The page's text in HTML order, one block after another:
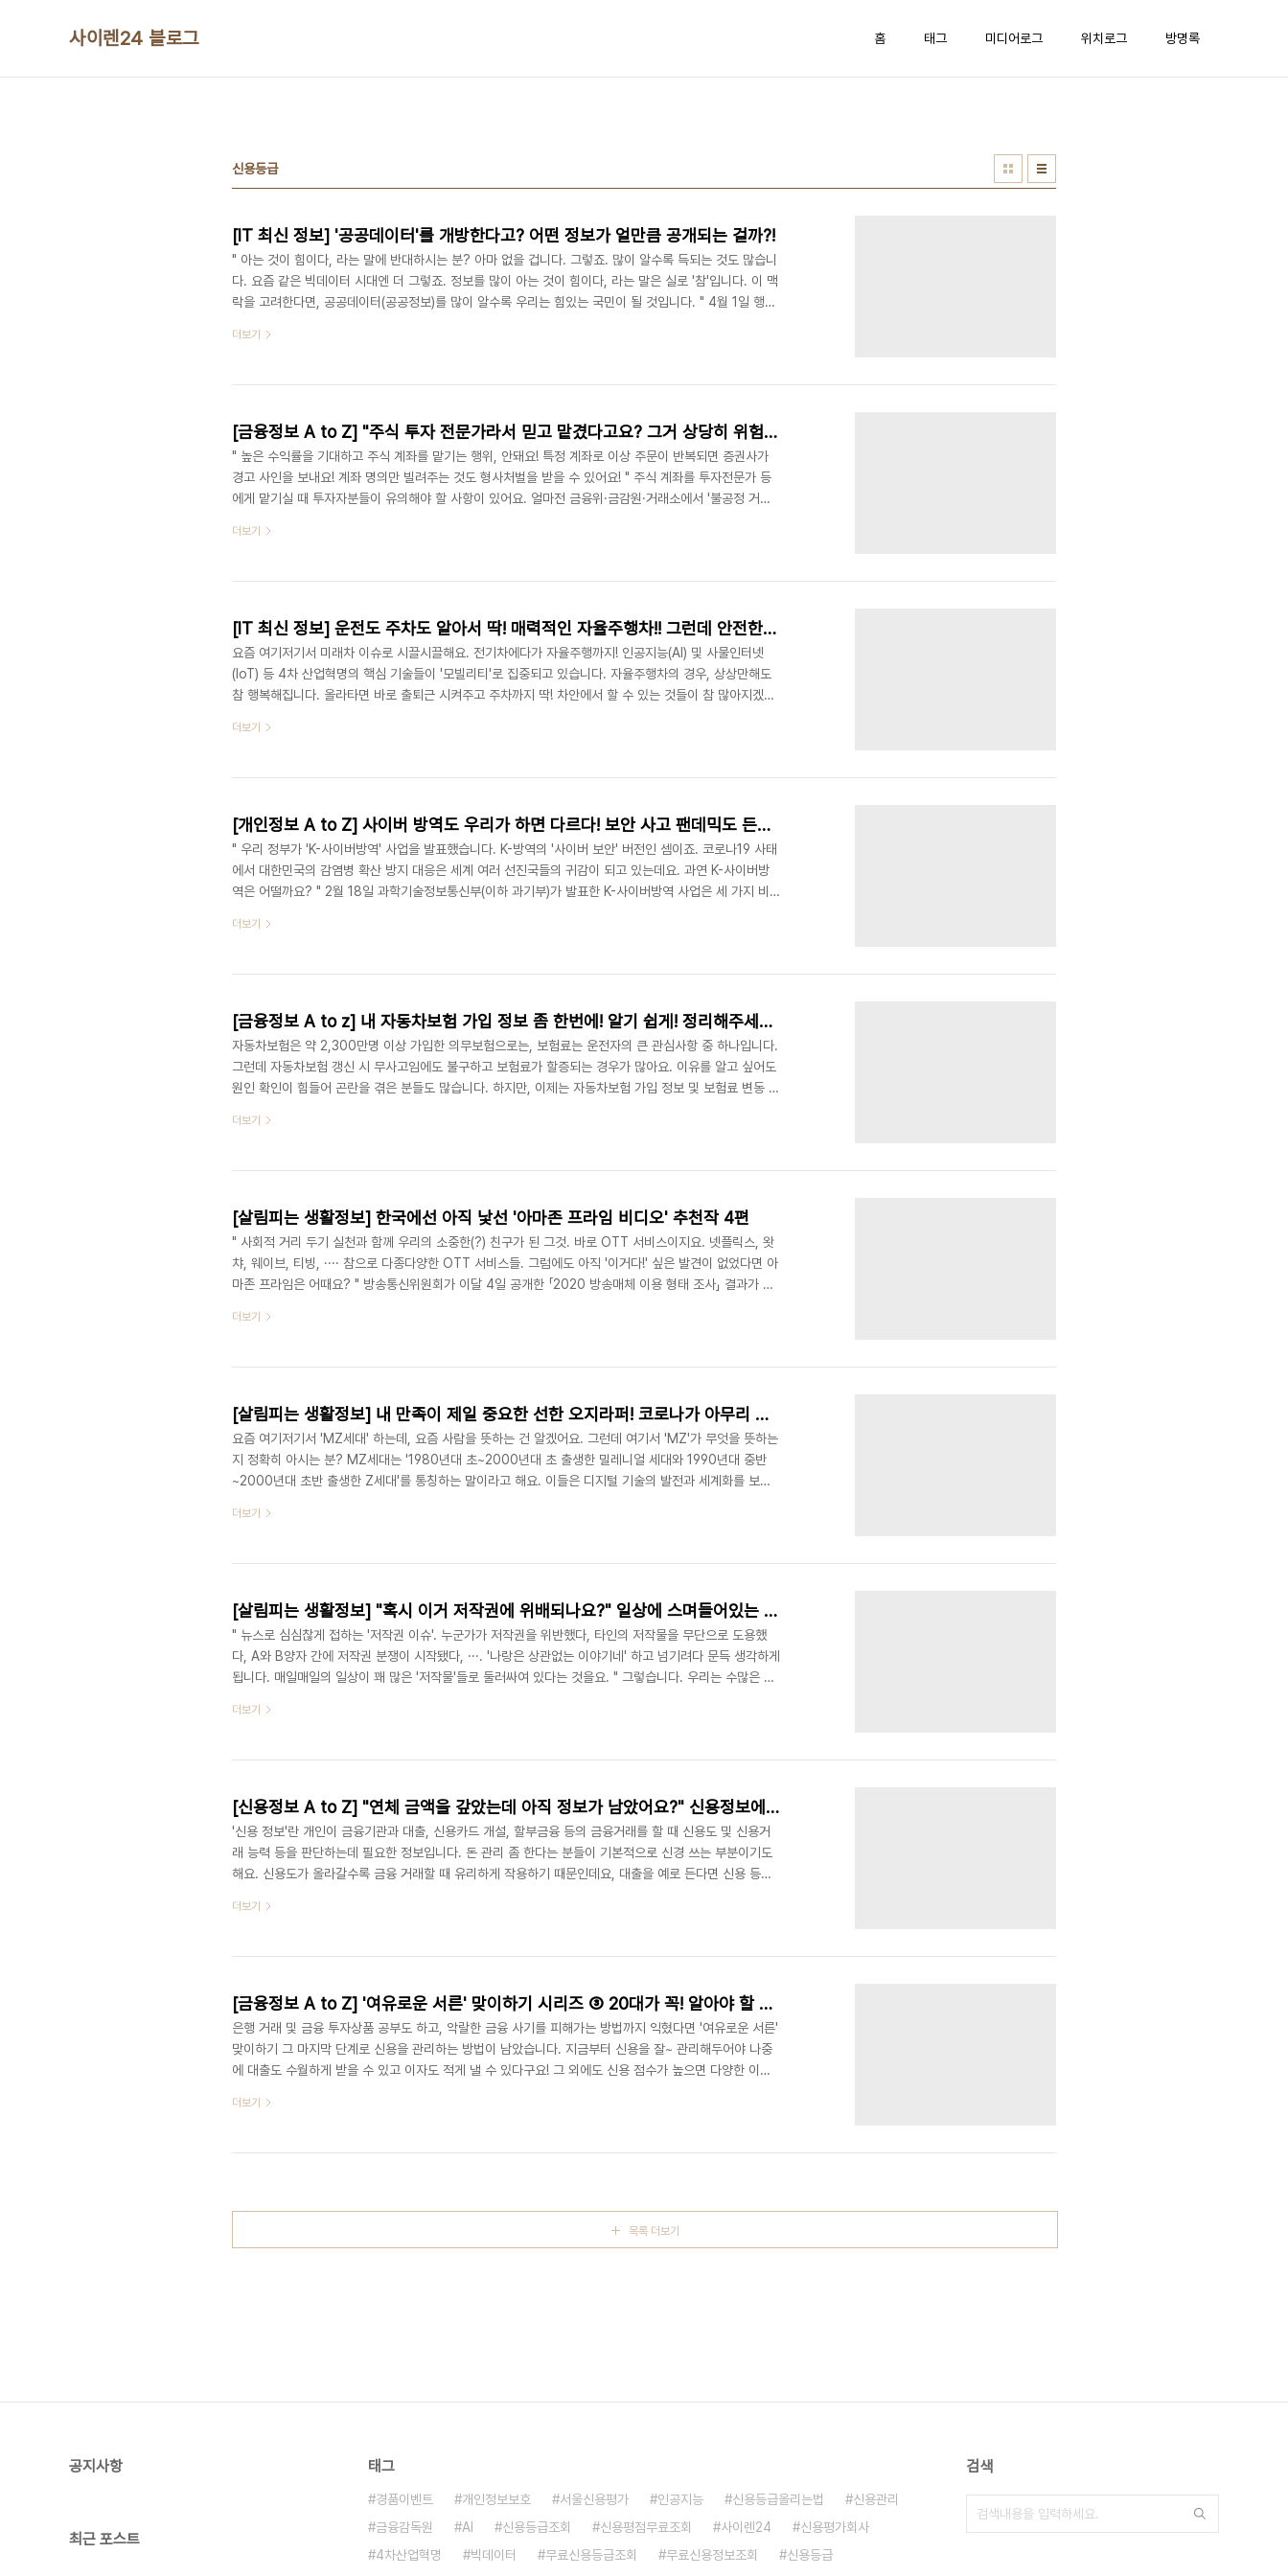
사이렌24 블로그 홈 태그 미디어로그 위치로그 방명록
신용등급
[IT 최신 정보] '공공데이터'를 개방한다고? 어떤 정보가 얼만큼 공개되는 걸까?!
" 아는 것이 힘이다, 라는 말에 반대하시는 분? 아마 없을 겁니다. 그렇죠. 많이 알수록 득되는 것도 많습니
다. 요즘 같은 빅데이터 시대엔 더 그렇죠. 정보를 많이 아는 것이 힘이다, 라는 말은 실로 '참'입니다. 이 맥
락을 고려한다면, 공공데이터(공공정보)를 많이 알수록 우리는 힘있는 국민이 될 것입니다. " 4월 1일 행정
버전으로 업그레이드한다는 계획입니다. 골자는 이렇습니다. 더 다양한 공공데이터를 민관이 협업해 신속
국민에 제공하는 데이터 공공데이터란 무엇을 의미하는지 먼저 짚고 가겠습..
더보기
[금융정보 A to Z] "주식 투자 전문가라서 믿고 맡겼다고요? 그거 상당히 위험한데"
" 높은 수익률을 기대하고 주식 계좌를 맡기는 행위, 안돼요! 특정 계좌로 이상 주문이 반복되면 증권사가
경고 사인을 보내요! 계좌 명의만 빌려주는 것도 형사처벌을 받을 수 있어요! " 주식 계좌를 투자전문가 등
에게 맡기실 때 투자자분들이 유의해야 할 사항이 있어요. 얼마전 금융위·금감원·거래소에서 '불공정 거래
석·공유하는 협의체라고 보시면 돼요. 감시단은 최근에 다수의 타인 계좌를 이용한 불공정 혐의 거래가 빈
했습니다. 특히, 실제 계좌의 주인과 거래를 대리해 수행한 사람의 관계가 가족이나 친척, ..
더보기
[IT 최신 정보] 운전도 주차도 알아서 딱! 매력적인 자율주행차!! 그런데 안전한가요?
요즘 여기저기서 미래차 이슈로 시끌시끌해요. 전기차에다가 자율주행까지! 인공지능(AI) 및 사물인터넷
(IoT) 등 4차 산업혁명의 핵심 기술들이 '모빌리티'로 집중되고 있습니다. 자율주행차의 경우, 상상만해도
참 행복해집니다. 올라타면 바로 출퇴근 시켜주고 주차까지 딱! 차안에서 할 수 있는 것들이 참 많아지겠어
길 수 있을 것 같습니다. 자율주행차는 AI 시스템을 기반으로 운행방법을 결정하기 때문에, 혹여라도 시스
사실 얼마 전에도 자율주행차가 사고를 일으켰다는 뉴스를 몇번 접했던 것 같습니다. 기사를 보..
더보기
[개인정보 A to Z] 사이버 방역도 우리가 하면 다르다! 보안 사고 팬데믹도 든든히 막아내는 'K-사이버 방역'
" 우리 정부가 'K-사이버방역' 사업을 발표했습니다. K-방역의 '사이버 보안' 버전인 셈이죠. 코로나19 사태
에서 대한민국의 감염병 확산 방지 대응은 세계 여러 선진국들의 귀감이 되고 있는데요. 과연 K-사이버방
역은 어떨까요? " 2월 18일 과학기술정보통신부(이하 과기부)가 발표한 K-사이버방역 사업은 세 가지 비
산업 육성 기반 확충. 요컨대 디지털 공간 안에도 철저한 방역 시스템을 구비하여 '보안 사고 팬데믹'을 막
놓았습니다. 그렇다면 우리 일상생활은 어떻게 변화할까요? 사이렌24가 이번 K-..
더보기
[금융정보 A to z] 내 자동차보험 가입 정보 좀 한번에! 알기 쉽게! 정리해주세요~
자동차보험은 약 2,300만명 이상 가입한 의무보험으로는, 보험료는 운전자의 큰 관심사항 중 하나입니다.
그런데 자동차보험 갱신 시 무사고임에도 불구하고 보험료가 할증되는 경우가 많아요. 이유를 알고 싶어도
원인 확인이 힘들어 곤란을 겪은 분들도 많습니다. 하지만, 이제는 자동차보험 가입 정보 및 보험료 변동 원
해보세요! ■ 할인·할증 조회시스템 주요 기능 ① 자동차보험 가입 정보(보험사, 보험기간 등) 확인 매년 가
종종 발생합니다. 문자메세지 등으로 간단히 본인확인을 거치면 운전자 본인의..
더보기
[살림피는 생활정보] 한국에선 아직 낯선 '아마존 프라임 비디오' 추천작 4편
" 사회적 거리 두기 실천과 함께 우리의 소중한(?) 친구가 된 그것. 바로 OTT 서비스이지요. 넷플릭스, 왓
챠, 웨이브, 티빙, ···· 참으로 다종다양한 OTT 서비스들. 그럼에도 아직 '이거다!' 싶은 발견이 없었다면 아
마존 프라임은 어때요? " 방송통신위원회가 이달 4일 공개한 「2020 방송매체 이용 형태 조사」 결과가 흥
했다고 해요. OTT 서비스 이용 비중이 무려 90퍼센트였다는 것입니다. 코로나19 사태 이후 '집콕' 시간이
서 스마트폰, 스마트TV, 혹은 태블릿PC 등을 이용해..
더보기
[살림피는 생활정보] 내 만족이 제일 중요한 선한 오지라퍼! 코로나가 아무리 때려도 'MZ세대'는 굴하지 않지~
요즘 여기저기서 'MZ세대' 하는데, 요즘 사람을 뜻하는 건 알겠어요. 그런데 여기서 'MZ'가 무엇을 뜻하는
지 정확히 아시는 분? MZ세대는 '1980년대 초~2000년대 초 출생한 밀레니얼 세대와 1990년대 중반
~2000년대 초반 출생한 Z세대'를 통칭하는 말이라고 해요. 이들은 디지털 기술의 발전과 세계화를 보고
경험을 추구하는 특징을 보인다고 합니다. 모든 세대마다 특징이 있겠지만, 현 시대의 중심인 MZ세대들은
으로 국내 인구의 약 44%(2012년 출생자까지 기준시 34%)를 차지하고 있어..
더보기
[살림피는 생활정보] "혹시 이거 저작권에 위배되나요?" 일상에 스며들어있는 저작권 상식 3가지
" 뉴스로 심심찮게 접하는 '저작권 이슈'. 누군가가 저작권을 위반했다, 타인의 저작물을 무단으로 도용했
다, A와 B양자 간에 저작권 분쟁이 시작됐다, ···. '나랑은 상관없는 이야기네' 하고 넘기려다 문득 생각하게
됩니다. 매일매일의 일상이 꽤 많은 '저작물'들로 둘러싸여 있다는 것을요. " 그렇습니다. 우리는 수많은 저
다종다양한 캐릭터 상품, 유명인들이 모델로 출연한 각종 온라인 광고 영상, 마트 진열대의 상품 패키지(이
다. 이렇듯 우리 일상과 저작물은 대단히 긴밀하게 연결돼 있어요. 그만큼 우리..
더보기
[신용정보 A to Z] "연체 금액을 갚았는데 아직 정보가 남았어요?" 신용정보에 대해 가장 많이 하는 질문 10가지
'신용 정보'란 개인이 금융기관과 대출, 신용카드 개설, 할부금융 등의 금융거래를 할 때 신용도 및 신용거
래 능력 등을 판단하는데 필요한 정보입니다. 돈 관리 좀 한다는 분들이 기본적으로 신경 쓰는 부분이기도
해요. 신용도가 올라갈수록 금융 거래할 때 유리하게 작용하기 때문인데요, 대출을 예로 든다면 신용 등급
설, 보증 정보 및 현금서비스 정보 등이 이 신용 정보에 해당하는데요, 한국신용정보원(홈페이지)에서 해당
신용 정보에 대해 사람들이 가장 많이 궁금해하는 10가지를 알려드릴게요. 01. '..
더보기
[금융정보 A to Z] '여유로운 서른' 맞이하기 시리즈 ③ 20대가 꼭! 알아야 할 신용 관리의 중요성과 요령
은행 거래 및 금융 투자상품 공부도 하고, 악랄한 금융 사기를 피해가는 방법까지 익혔다면 '여유로운 서른'
맞이하기 그 마지막 단계로 신용을 관리하는 방법이 남았습니다. 지금부터 신용을 잘~ 관리해두어야 나중
에 대출도 수월하게 받을 수 있고 이자도 적게 낼 수 있다구요! 그 외에도 신용 점수가 높으면 다양한 이점
운 서른' 맞이하기 시리즈 ① 금융거래 이해하기 (바로 가기) [금융정보 A to Z] '여유로운 서른' 맞이하기
빌리거나 외상으로 상품·서비스 등을 구매하고 미래에 돈을 갚겠다는 약속..
더보기
목록 더보기
공지사항
최근 포스트
태그
경품이벤트 개인정보보호 서울신용평가 인공지능 신용등급올리는법
신용관리
금융감독원
AI 신용등급조회 신용평점무료조회 사이렌24
신용평가회사
4차산업혁명
빅데이터 무료신용등급조회 무료신용정보조회
신용등급
검색